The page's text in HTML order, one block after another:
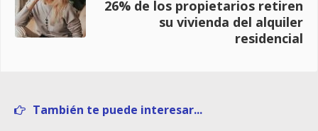
26% de los propietarios retiren
su vivienda del alquiler
residencial
También te puede interesar...